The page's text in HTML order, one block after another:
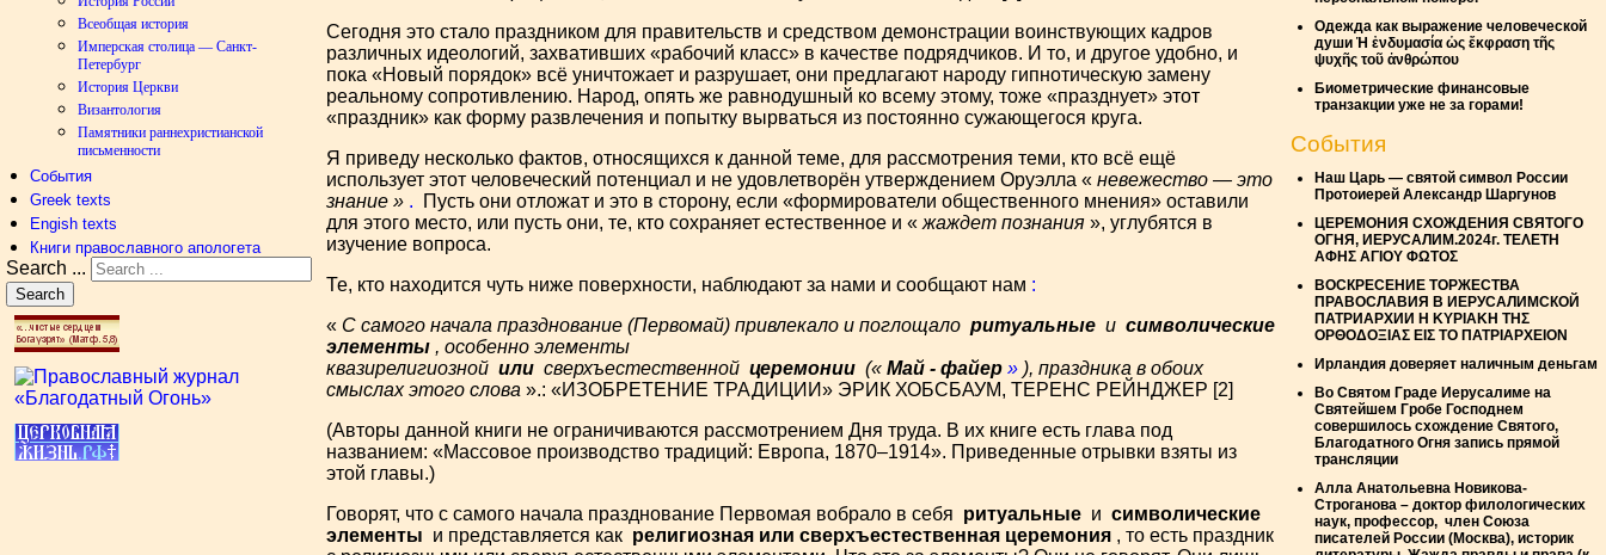
Всеобщая история
Имперская столица — Санкт-
Петербург
История Церкви
Византология
Памятники раннехристианской
письменности
События
Greek texts
Engish texts
Книги православного апологета
Search ...
Search
Сегодня это стало праздником для правительств и средством демонстрации воинствующих кадров
различных идеологий, захвативших «рабочий класс» в качестве подрядчиков. И то, и другое удобно, и
пока «Новый порядок» всё уничтожает и разрушает, они предлагают народу гипнотическую замену
реальному сопротивлению. Народ, опять же равнодушный ко всему этому, тоже «празднует» этот
«праздник» как форму развлечения и попытку вырваться из постоянно сужающегося круга.
Я приведу несколько фактов, относящихся к данной теме, для рассмотрения теми, кто всё ещё
использует этот человеческий потенциал и не удовлетворён утверждением Оруэлла « невежество — это
знание » . Пусть они отложат и это в сторону, если «формирователи общественного мнения» оставили
для этого место, или пусть они, те, кто сохраняет естественное и « жаждет познания », углубятся в
изучение вопроса.
Те, кто находится чуть ниже поверхности, наблюдают за нами и сообщают нам :
« С самого начала празднование (Первомай) привлекало и поглощало ритуальные и символические
элементы , особенно элементы
квазирелигиозной или сверхъестественной церемонии (« Май - файер » ), праздника в обоих
смыслах этого слова ».: «ИЗОБРЕТЕНИЕ ТРАДИЦИИ» ЭРИК ХОБСБАУМ, ТЕРЕНС РЕЙНДЖЕР [2]
(Авторы данной книги не ограничиваются рассмотрением Дня труда. В их книге есть глава под
названием: «Массовое производство традиций: Европа, 1870–1914». Приведенные отрывки взяты из
этой главы.)
Говорят, что с самого начала празднование Первомая вобрало в себя ритуальные и символические
элементы и представляется как религиозная или сверхъестественная церемония , то есть праздник
Одежда как выражение человеческой
души Ἡ ἐνδυμασία ὡς ἔκφραση τῆς
ψυχῆς τοῦ ἀνθρώπου
Биометрические финансовые
транзакции уже не за горами!
События
Наш Царь — святой символ России
Протоиерей Александр Шаргунов
ЦЕРЕМОНИЯ СХОЖДЕНИЯ СВЯТОГО
ОГНЯ, ИЕРУСАЛИМ.2024г. ΤΕΛΕΤΗ
ΑΦΗΣ ΑΓΙΟΥ ΦΩΤΟΣ
ВОСКРЕСЕНИЕ ТОРЖЕСТВА
ПРАВОСЛАВИЯ В ИЕРУСАЛИМСКОЙ
ПАТРИАРХИИ Η ΚΥΡΙΑΚΗ ΤΗΣ
ΟΡΘΟΔΟΞΙΑΣ ΕΙΣ ΤΟ ΠΑΤΡΙΑΡΧΕΙΟΝ
Ирландия доверяет наличным деньгам
Во Святом Граде Иерусалиме на
Святейшем Гробе Господнем
совершилось схождение Святого,
Благодатного Огня запись прямой
трансляции
Алла Анатольевна Новикова-
Строганова – доктор филологических
наук, профессор, член Союза
писателей России (Москва), историк